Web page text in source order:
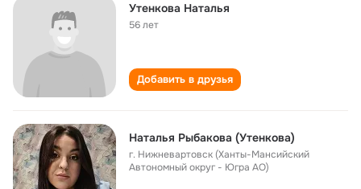
Утенкова Наталья
56 лет
Добавить в друзья
Наталья Рыбакова (Утенкова)
г. Нижневартовск (Ханты-Мансийский
Автономный округ - Югра АО)